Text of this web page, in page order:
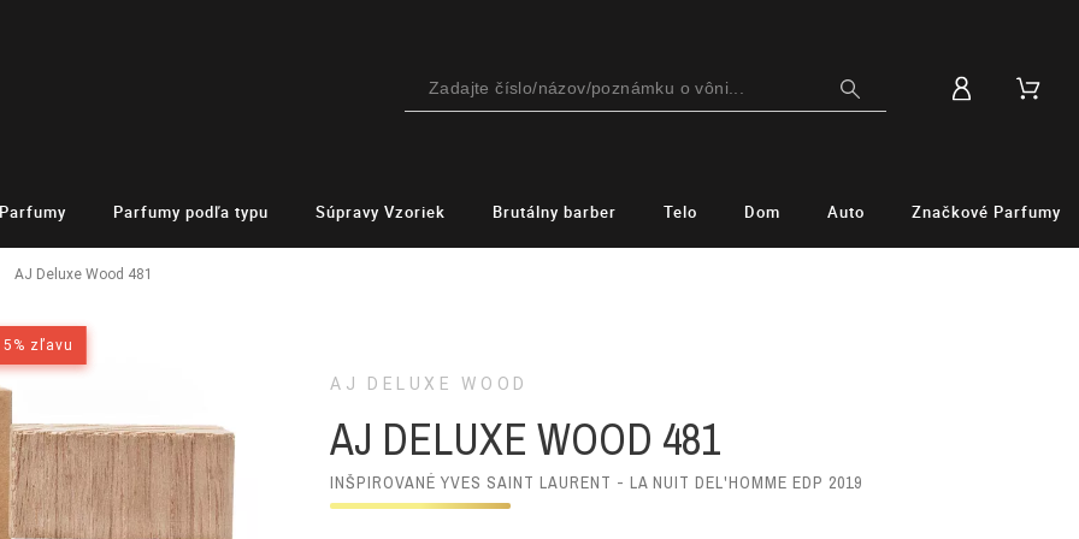
Parfumy Parfumy podľa typu Súpravy Vzoriek Brutálny barber Telo Dom Auto Značkové Parfumy
AJ Deluxe Wood 481
zľavu
zľavu
AJ DELUXE WOOD
AJ DELUXE WOOD 481
INŠPIROVANÉ YVES SAINT LAURENT - LA NUIT DEL'HOMME EDP 2019